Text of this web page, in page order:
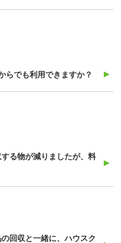
らでも利用できますか？
る物が減りましたが、料
回収と一緒に、ハウスク